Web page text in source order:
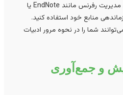
از ابزارهای مدیریت رفرنس مانند EndNote یا
شما را در نحوه مرور ادبیات
و جمع‌آوری